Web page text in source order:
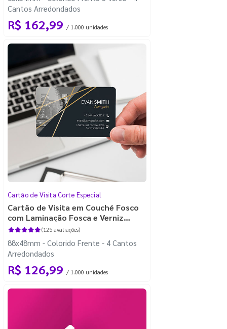
Cantos Arredondados
R$ 162,99 / 1.000 unidades
Cartão de Visita Corte Especial
Cartão de Visita em Couché Fosco
com Laminação Fosca e Verniz
Localizado(125 avaliações)
88x48mm - Colorido Frente - 4 Cantos
Arredondados
R$ 126,99 / 1.000 unidades